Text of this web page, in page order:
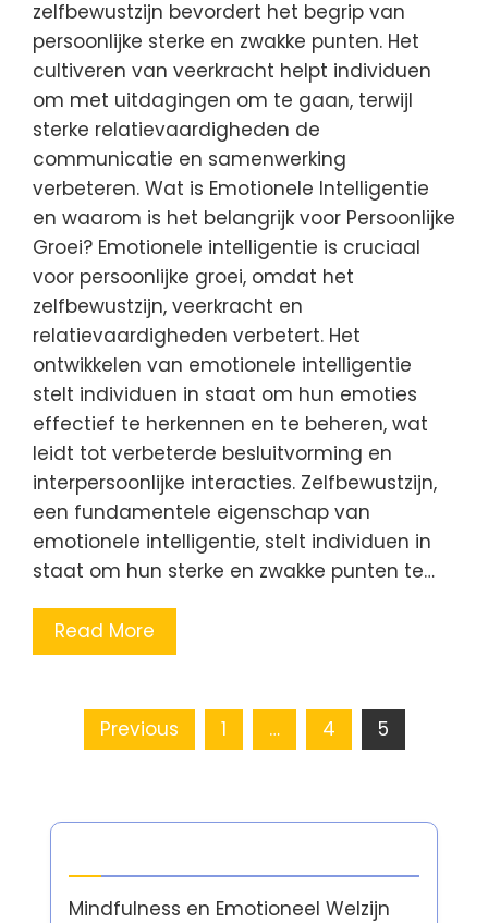
zelfbewustzijn bevordert het begrip van
persoonlijke sterke en zwakke punten. Het
cultiveren van veerkracht helpt individuen
om met uitdagingen om te gaan, terwijl
sterke relatievaardigheden de
communicatie en samenwerking
verbeteren. Wat is Emotionele Intelligentie
en waarom is het belangrijk voor Persoonlijke
Groei? Emotionele intelligentie is cruciaal
voor persoonlijke groei, omdat het
zelfbewustzijn, veerkracht en
relatievaardigheden verbetert. Het
ontwikkelen van emotionele intelligentie
stelt individuen in staat om hun emoties
effectief te herkennen en te beheren, wat
leidt tot verbeterde besluitvorming en
interpersoonlijke interacties. Zelfbewustzijn,
een fundamentele eigenschap van
emotionele intelligentie, stelt individuen in
staat om hun sterke en zwakke punten te…
Read More
PostsPrevious 1 … 4 5
Mindfulness en Emotioneel Welzijn